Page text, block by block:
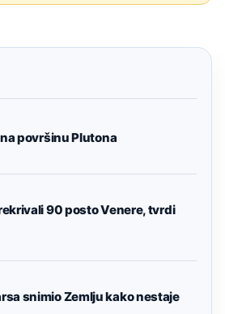
površinu Plutona
90 posto Venere, tvrdi
snimio Zemlju kako nestaje